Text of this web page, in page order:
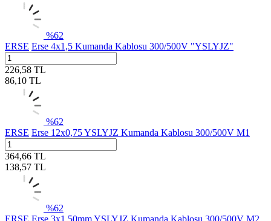
%62
ERSE Erse 4x1,5 Kumanda Kablosu 300/500V "YSLYJZ"
226,58 TL
86,10 TL
%62
ERSE Erse 12x0,75 YSLYJZ Kumanda Kablosu 300/500V M1
364,66 TL
138,57 TL
%62
ERSE Erse 3x1,50mm YSLYJZ Kumanda Kablosu 300/500V M2